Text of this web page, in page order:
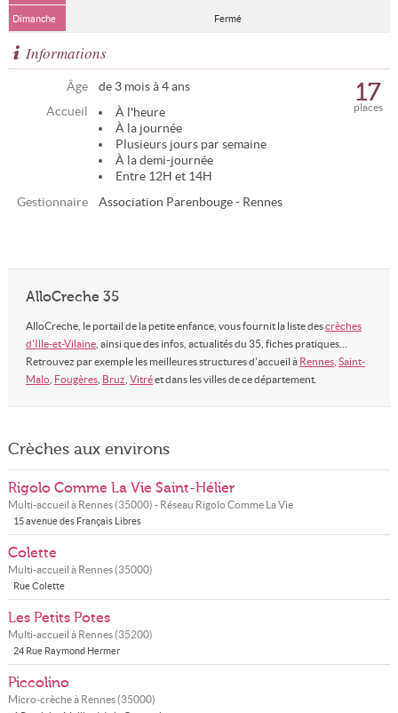
Dimanche Fermé
Informations
Âge
de 3 mois à 4 ans
Accueil
À l'heure
À la journée
Plusieurs jours par semaine
À la demi-journée
Entre 12H et 14H
Gestionnaire
Association Parenbouge - Rennes
places
17
AlloCreche 35
AlloCreche, le portail de la petite enfance, vous fournit la liste descrèches
d'Ille-et-Vilaine, ainsi que des infos, actualités du 35, fiches pratiques...
Retrouvez par exemple les meilleures structures d'accueil à Rennes, Saint-
Malo, Fougères, Bruz Vitréet dans les villes de ce département.
Crèches aux environs
Rigolo Comme La Vie Saint-Hélier
Multi-accueil à Rennes(35000) - Réseau Rigolo Comme La Vie
15 avenue des Français Libres
Colette
Multi-accueil à Rennes(35000)
Rue Colette
Les Petits Potes
Multi-accueil à Rennes(35200)
24 Rue Raymond Hermer
Piccolino
Micro-crèche à Rennes(35000)